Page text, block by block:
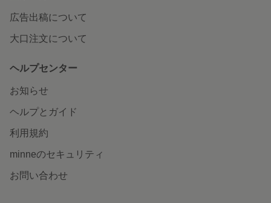
広告出稿について
大口注文について
ヘルプセンター
お知らせ
ヘルプとガイド
利用規約
minneのセキュリティ
お問い合わせ